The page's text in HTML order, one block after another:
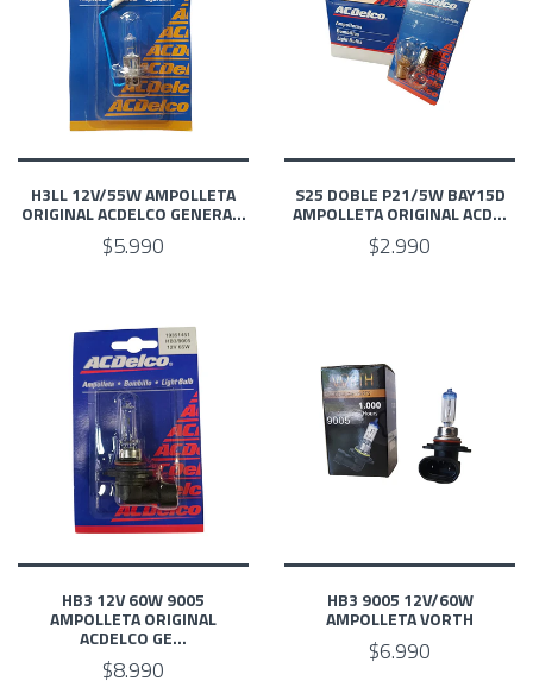
H3LL 12V/55W AMPOLLETA
ORIGINAL ACDELCO GENERA...
$5.990
S25 DOBLE P21/5W BAY15D
AMPOLLETA ORIGINAL ACD...
$2.990
HB3 12V 60W 9005
AMPOLLETA ORIGINAL
ACDELCO GE...
$8.990
HB3 9005 12V/60W
AMPOLLETA VORTH
$6.990